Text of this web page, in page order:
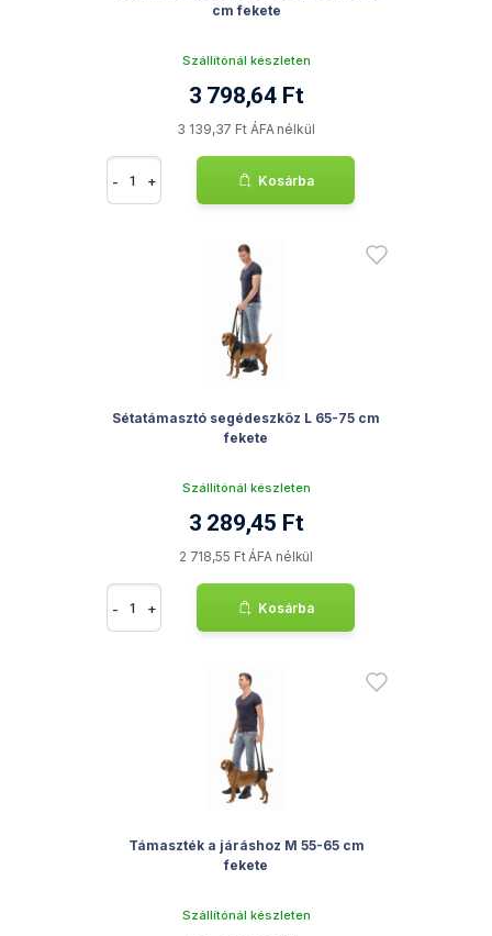
cm fekete
Szállítónál készleten
3 798,64 Ft
3 139,37 Ft ÁFA nélkül
- + Kosárba
Sétatámasztó segédeszköz L 65-75 cm
fekete
Szállítónál készleten
3 289,45 Ft
2 718,55 Ft ÁFA nélkül
- + Kosárba
Támaszték a járáshoz M 55-65 cm
fekete
Szállítónál készleten